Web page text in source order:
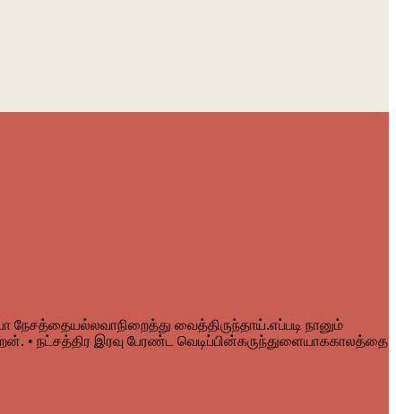
வைத்திருந்தாய்.எப்படி நானும்
• நட்சத்திர இரவு பேரண்ட வெடிப்பின்கருந்துளையாககாலத்தை